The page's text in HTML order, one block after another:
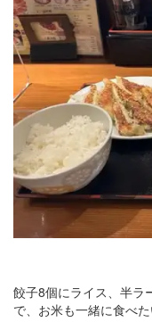
餃子8個にライス、半ラ
で、お米も一緒に食べ